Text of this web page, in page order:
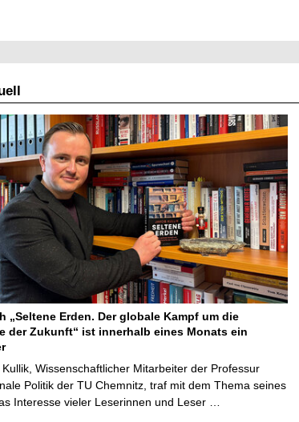
„Seltene Erden. Der globale Kampf um die
der Zukunft“ ist innerhalb eines Monats ein
Wissenschaftlicher Mitarbeiter der Professur
Politik der TU Chemnitz, traf mit dem Thema seines
Interesse vieler Leserinnen und Leser …